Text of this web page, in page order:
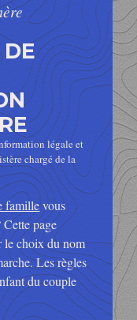
légale et
chargé de la
famillevous
page
le choix du nom
Les règles
du couple